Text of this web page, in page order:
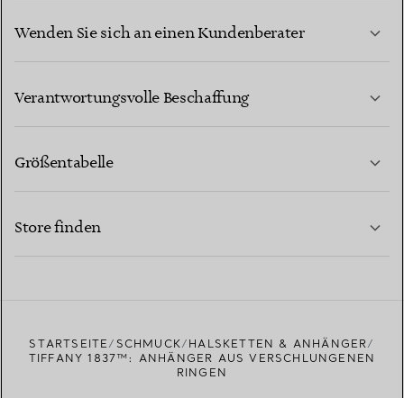
Wenden Sie sich an einen Kundenberater
Verantwortungsvolle Beschaffung
Größentabelle
Store finden
STARTSEITE SCHMUCK
HALSKETTEN & ANHÄNGER
TIFFANY 1837™: ANHÄNGER AUS VERSCHLUNGENEN
RINGEN